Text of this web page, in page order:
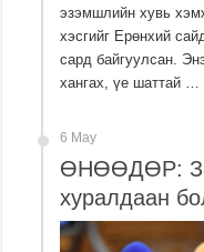
эзэмшлийн хувь
хэсгийг Ерөнхий
сард байгуулсан.
хангах, үе шаттай …
6 May
ӨНӨӨДӨР:
хуралдаан